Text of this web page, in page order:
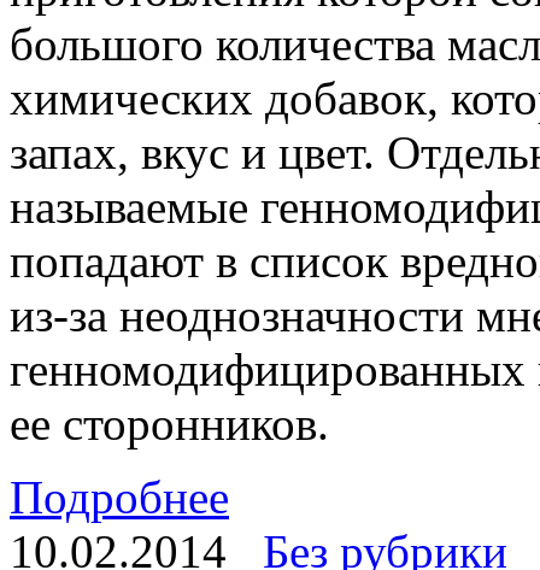
большого количества
химических добавок,
запах, вкус и цвет.
называемые
попадают в список
из-за неоднозначности
генномодифицированных
ее сторонников.
Подробнее
10.02.2014
Без рубрики